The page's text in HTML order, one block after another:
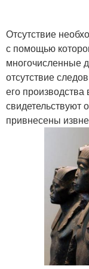
Отсутствие
с помощью
многочисленные
отсутствие
его
свидетельствуют
привнесены извне